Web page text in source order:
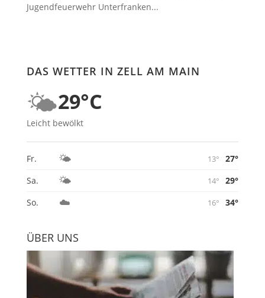
Jugendfeuerwehr Unterfranken...
DAS WETTER IN ZELL AM MAIN
🌤️29°C
Leicht bewölkt
Fr. 🌤️ 13°
27°
Sa.
🌤️ 14°
29°
So.
☁️ 16° 34°
ÜBER UNS